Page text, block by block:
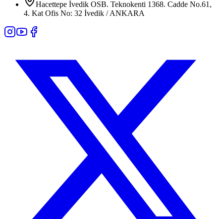
Hacettepe İvedik OSB. Teknokenti 1368. Cadde No.61,
4. Kat Ofis No: 32 İvedik / ANKARA